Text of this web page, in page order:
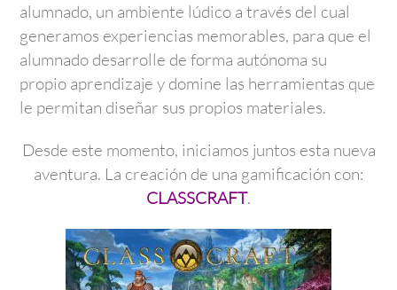
alumnado, un ambiente lúdico a través del cual
generamos experiencias memorables, para que el
alumnado desarrolle de forma autónoma su
propio aprendizaje y domine las herramientas que
le permitan diseñar sus propios materiales.
Desde este momento, iniciamos juntos esta nueva
aventura. La creación de una gamificación con:
CLASSCRAFT.